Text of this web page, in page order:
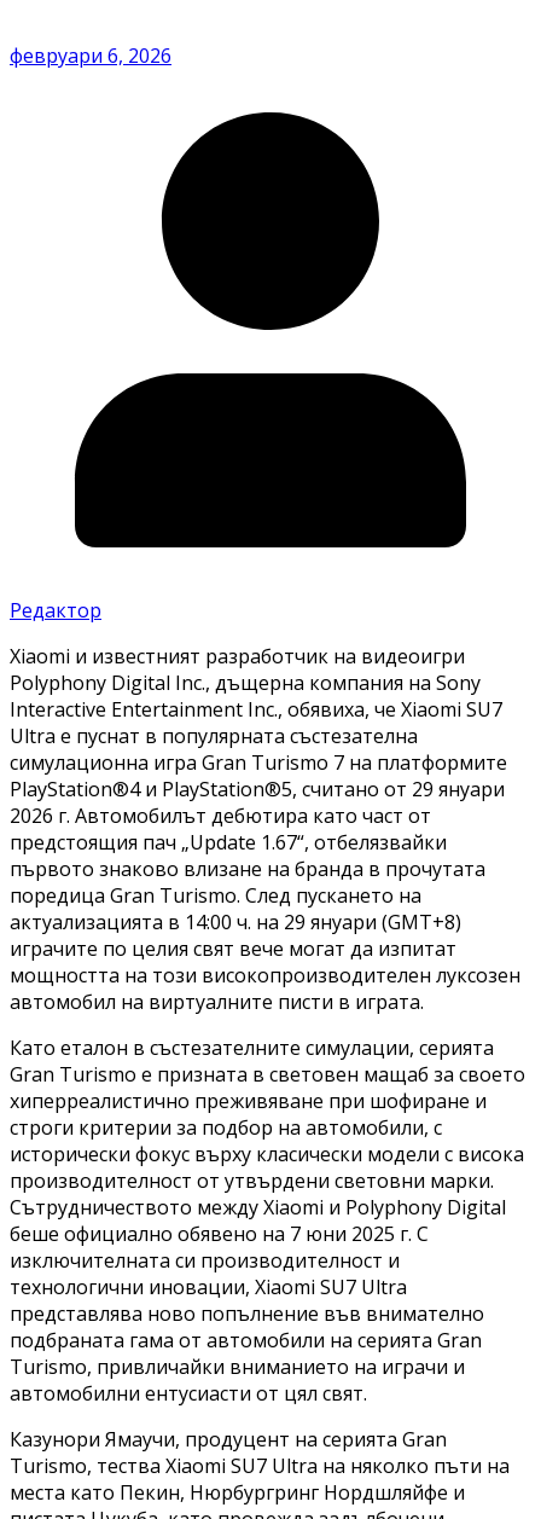
февруари 6, 2026
Редактор
Xiaomi и известният разработчик на видеоигри
Polyphony Digital Inc., дъщерна компания на Sony
Interactive Entertainment Inc., обявиха, че Xiaomi SU7
Ultra е пуснат в популярната състезателна
симулационна игра Gran Turismo 7 на платформите
PlayStation®4 и PlayStation®5, считано от 29 януари
2026 г. Автомобилът дебютира като част от
предстоящия пач „Update 1.67“, отбелязвайки
първото знаково влизане на бранда в прочутата
поредица Gran Turismo. След пускането на
актуализацията в 14:00 ч. на 29 януари (GMT+8)
играчите по целия свят вече могат да изпитат
мощността на този високопроизводителен луксозен
автомобил на виртуалните писти в играта.
Като еталон в състезателните симулации, серията
Gran Turismo е призната в световен мащаб за своето
хиперреалистично преживяване при шофиране и
строги критерии за подбор на автомобили, с
исторически фокус върху класически модели с висока
производителност от утвърдени световни марки.
Сътрудничеството между Xiaomi и Polyphony Digital
беше официално обявено на 7 юни 2025 г. С
изключителната си производителност и
технологични иновации, Xiaomi SU7 Ultra
представлява ново попълнение във внимателно
подбраната гама от автомобили на серията Gran
Turismo, привличайки вниманието на играчи и
автомобилни ентусиасти от цял свят.
Казунори Ямаучи, продуцент на серията Gran
Turismo, тества Xiaomi SU7 Ultra на няколко пъти на
места като Пекин, Нюрбургринг Нордшляйфе и